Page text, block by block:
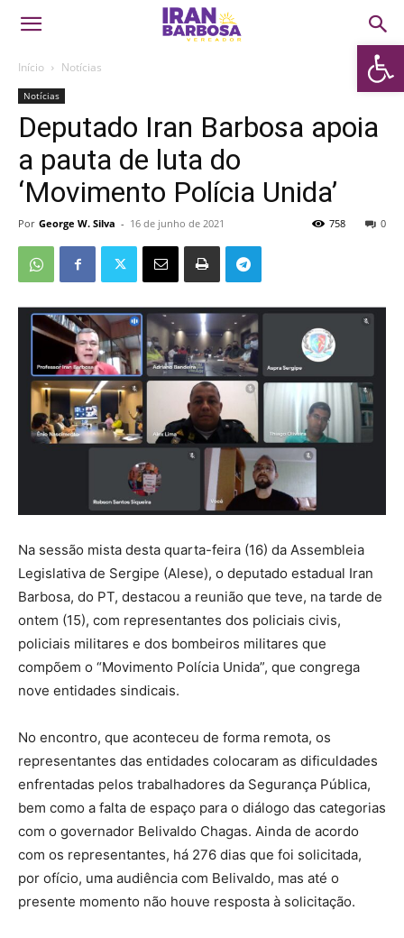
Abrir
Início Notícias
Notícias
Deputado Iran Barbosa apoia
a pauta de luta do
‘Movimento Polícia Unida’
Por George W. Silva - 16 de junho de 2021 0
758
Na sessão mista desta quarta-feira (16) da Assembleia
Legislativa de Sergipe (Alese), o deputado estadual Iran
Barbosa, do PT, destacou a reunião que teve, na tarde de
ontem (15), com representantes dos policiais civis,
policiais militares e dos bombeiros militares que
compõem o “Movimento Polícia Unida”, que congrega
nove entidades sindicais.
No encontro, que aconteceu de forma remota, os
representantes das entidades colocaram as dificuldades
enfrentadas pelos trabalhadores da Segurança Pública,
bem como a falta de espaço para o diálogo das categorias
com o governador Belivaldo Chagas. Ainda de acordo
com os representantes, há 276 dias que foi solicitada,
por ofício, uma audiência com Belivaldo, mas até o
presente momento não houve resposta à solicitação.